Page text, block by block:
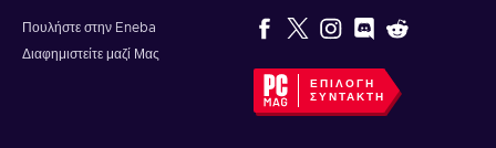
Πουλήστε στην Eneba
Διαφημιστείτε μαζί Μας
ΕΠΙΛΟΓΉ
ΣΥΝΤΆΚΤΗ